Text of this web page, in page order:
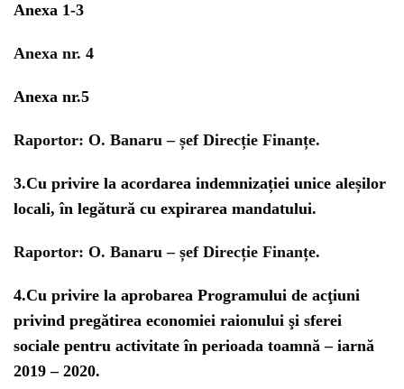
Anexa 1-3
Anexa nr. 4
Anexa nr.5
Raportor: O. Banaru – șef Direcție Finanțe.
3.Cu privire la acordarea indemnizației unice aleșilor
locali, în legătură cu expirarea mandatului.
Raportor: O. Banaru – șef Direcție Finanțe.
4.Cu privire la aprobarea Programului de acţiuni
privind pregătirea economiei raionului şi sferei
sociale pentru activitate în perioada toamnă – iarnă
2019 – 2020.